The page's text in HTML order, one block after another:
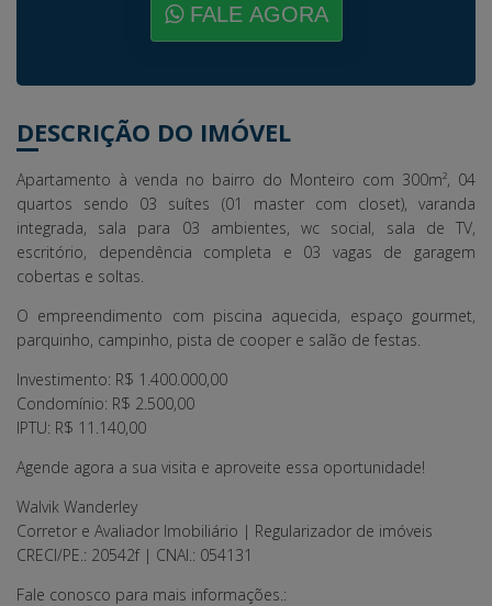
FALE AGORA
DESCRIÇÃO DO IMÓVEL
Apartamento à venda no bairro do Monteiro com 300m², 04
quartos sendo 03 suítes (01 master com closet), varanda
integrada, sala para 03 ambientes, wc social, sala de TV,
escritório, dependência completa e 03 vagas de garagem
cobertas e soltas.
O empreendimento com piscina aquecida, espaço gourmet,
parquinho, campinho, pista de cooper e salão de festas.
Investimento: R$ 1.400.000,00
Condomínio: R$ 2.500,00
IPTU: R$ 11.140,00
Agende agora a sua visita e aproveite essa oportunidade!
Walvik Wanderley
Corretor e Avaliador Imobiliário | Regularizador de imóveis
CRECI/PE.: 20542f | CNAI.: 054131
Fale conosco para mais informações.: